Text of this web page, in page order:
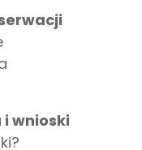
i wnioski